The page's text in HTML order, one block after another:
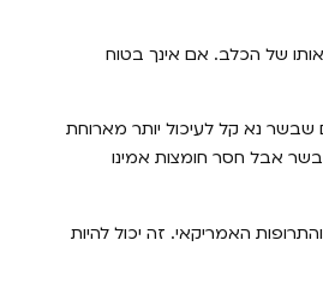
של הכלב. אם אינך בטוח
שבשר נא קל לעיכול יותר מארוחת
אבל חסר חומצות אמינו
האמריקאי. זה יכול להיות